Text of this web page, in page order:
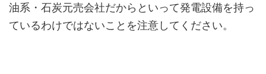
油系・石炭元売会社だからといって発電設備を持っ
ているわけではないことを注意してください。